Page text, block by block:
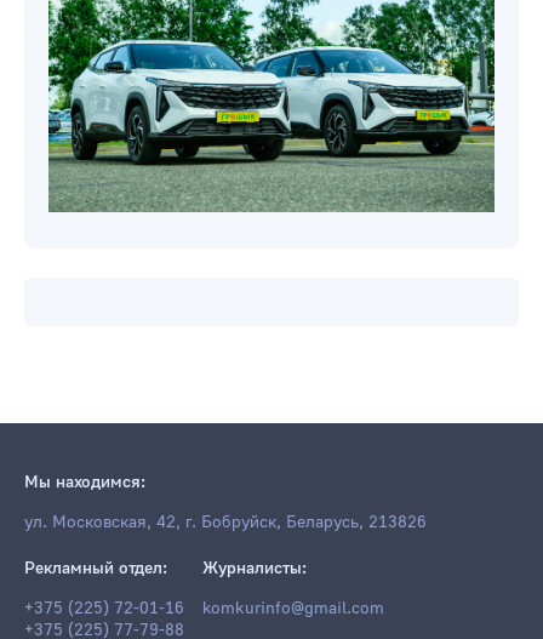
Мы находимся:
ул. Московская, 42, г. Бобруйск, Беларусь, 213826
Рекламный отдел:
+375 (225) 72-01-16
+375 (225) 77-79-88
Журналисты:
komkurinfo@gmail.com